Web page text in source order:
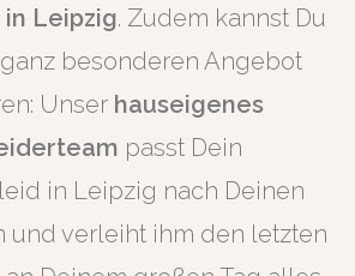
Leipzig. Zudem kannst Du
besonderen Angebot
Unser hauseigenes
passt Dein
in Leipzig nach Deinen
und verleiht ihm den letzten